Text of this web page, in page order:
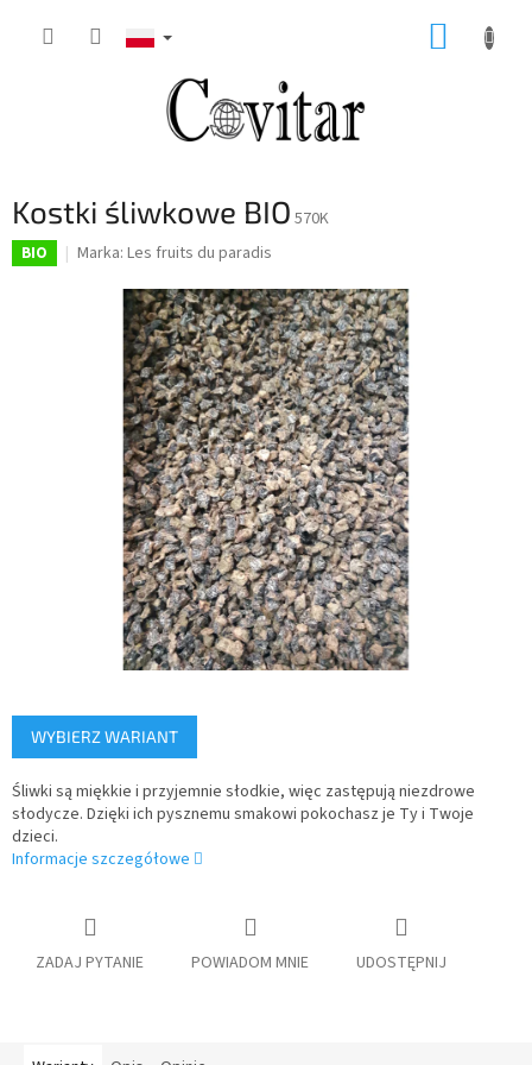
Kostki śliwkowe BIO 570K
BIO Marka: Les fruits du paradis
WYBIERZ WARIANT
Śliwki są miękkie i przyjemnie słodkie, więc zastępują niezdrowe
słodycze. Dzięki ich pysznemu smakowi pokochasz je Ty i Twoje
dzieci.
Informacje szczegółowe
ZADAJ PYTANIE POWIADOM MNIE UDOSTĘPNIJ